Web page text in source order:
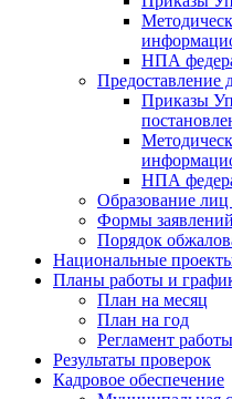
НПА
Предоставление
Приказы
НПА
Образование
Формы заявлений
Порядок
Национальные
Планы работы и
План на месяц
План на год
Регламент работы
Результаты проверок
Кадровое обеспечение